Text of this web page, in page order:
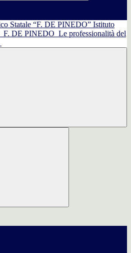
Istituto
F. DE PINEDO Le professionalità del